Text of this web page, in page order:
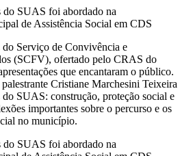
Serviço de Convivência e
(SCFV), ofertado pelo CRAS do
que encantaram o público.
palestrante Cristiane Marchesini Teixeira
SUAS: construção, proteção social e
importantes sobre o percurso e os
no município.